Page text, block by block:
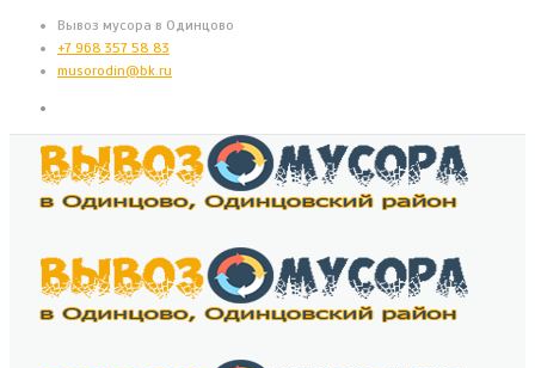
Вывоз мусора в Одинцово
+7 968 357 58 83
musorodin@bk.ru